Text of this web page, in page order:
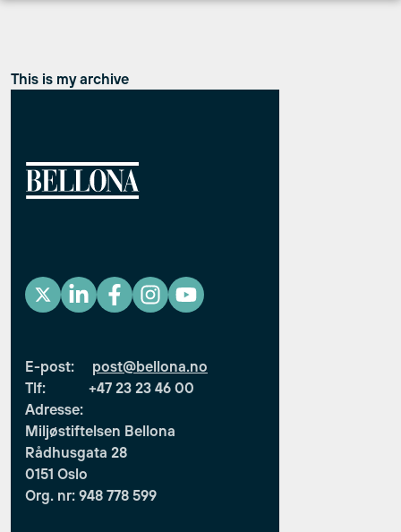
This is my archive
E-post: post@bellona.no
Tlf: +47 23 23 46 00
Adresse:
Miljøstiftelsen Bellona
Rådhusgata 28
0151 Oslo
Org. nr: 948 778 599